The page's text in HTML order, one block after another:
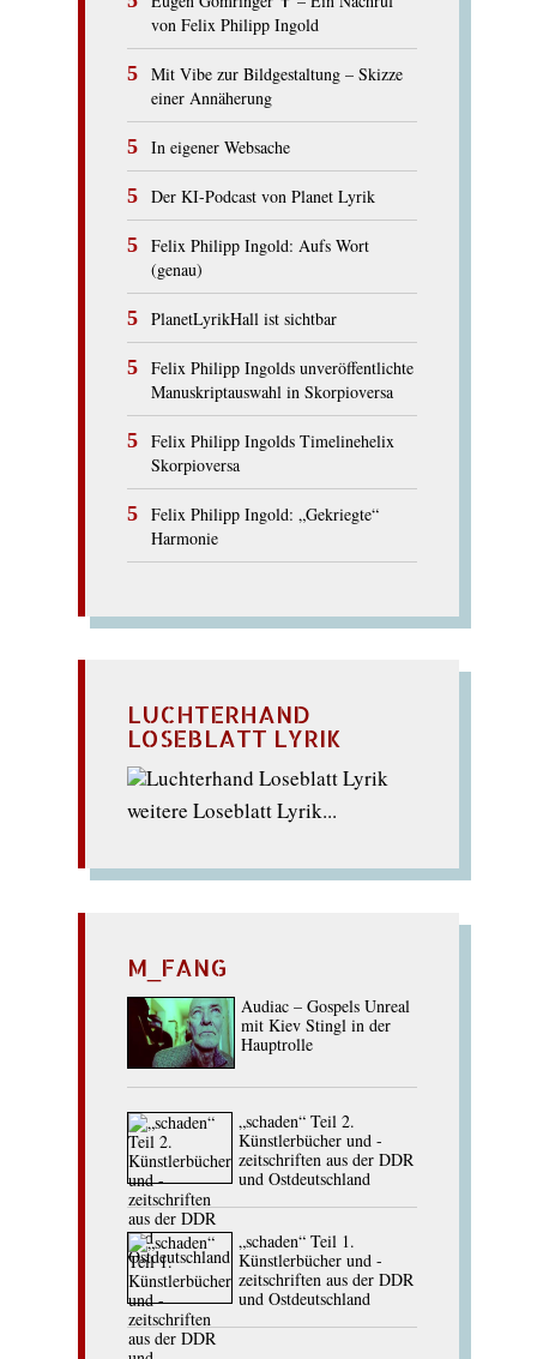
von Felix Philipp Ingold
Mit Vibe zur Bildgestaltung – Skizze
einer Annäherung
In eigener Websache
Der KI-Podcast von Planet Lyrik
Felix Philipp Ingold: Aufs Wort
(genau)
PlanetLyrikHall ist sichtbar
Felix Philipp Ingolds unveröffentlichte
Manuskriptauswahl in Skorpioversa
Felix Philipp Ingolds Timelinehelix
Skorpioversa
Felix Philipp Ingold: „Gekriegte“
Harmonie
LUCHTERHAND
LOSEBLATT LYRIK
weitere Loseblatt Lyrik...
M_FANG
Audiac – Gospels Unreal
mit Kiev Stingl in der
Hauptrolle
„schaden“ Teil 2.
Künstlerbücher und -
zeitschriften aus der DDR
und Ostdeutschland
„schaden“ Teil 1.
Künstlerbücher und -
zeitschriften aus der DDR
und Ostdeutschland